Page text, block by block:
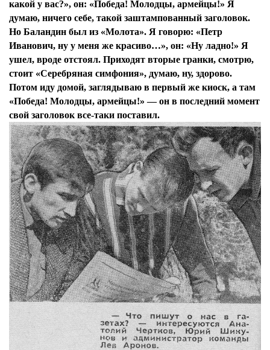
какой у вас?», он: «Победа! Молодцы, армейцы!» Я
думаю, ничего себе, такой заштампованный заголовок.
Но Баландин был из «Молота». Я говорю: «Петр
Иванович, ну у меня же красиво…», он: «Ну ладно!» Я
ушел, вроде отстоял. Приходят вторые гранки, смотрю,
стоит «Серебряная симфония», думаю, ну, здорово.
Потом иду домой, заглядываю в первый же киоск, а там
«Победа! Молодцы, армейцы!» — он в последний момент
свой заголовок все-таки поставил.